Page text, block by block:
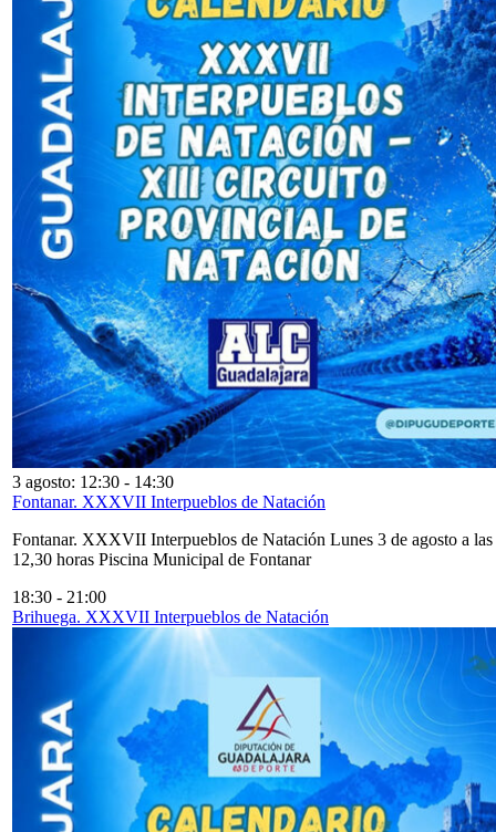
3 agosto: 12:30 - 14:30
Fontanar. XXXVII Interpueblos de Natación
Fontanar. XXXVII Interpueblos de Natación Lunes 3 de agosto a las
12,30 horas Piscina Municipal de Fontanar
18:30 - 21:00
Brihuega. XXXVII Interpueblos de Natación